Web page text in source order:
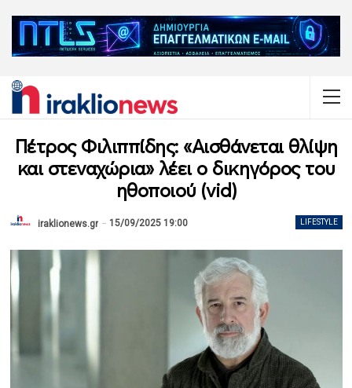
Πέτρος Φιλιππίδης: «Αισθάνεται θλίψη
και στεναχώρια» λέει ο δικηγόρος του
ηθοποιού (vid)
LIFESTYLE
iraklionews.gr 15/09/2025 19:00